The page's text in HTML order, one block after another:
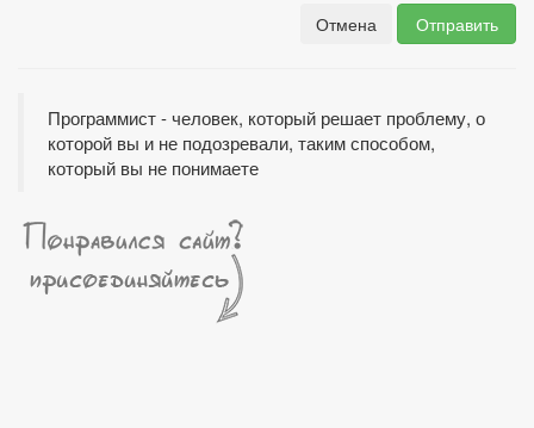
Отмена
Отправить
Программист - человек, который решает проблему, о
которой вы и не подозревали, таким способом,
который вы не понимаете